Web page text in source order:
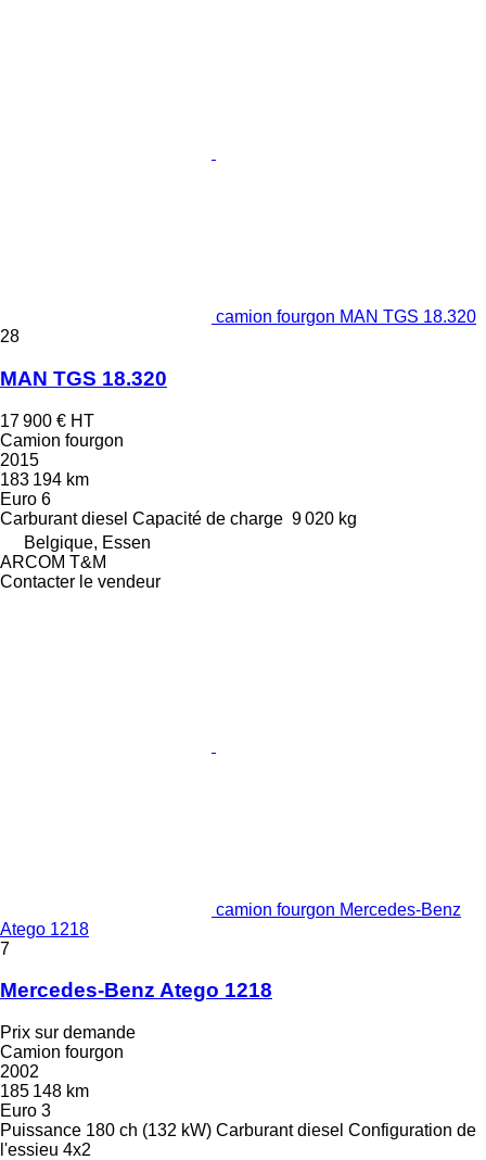
camion fourgon MAN TGS 18.320
28
MAN TGS 18.320
17 900 € HT
Camion fourgon
2015
183 194 km
Euro 6
Carburant diesel Capacité de charge 9 020 kg
Belgique, Essen
ARCOM T&M
Contacter le vendeur
camion fourgon Mercedes-Benz
Atego 1218
7
Mercedes-Benz Atego 1218
Prix sur demande
Camion fourgon
2002
185 148 km
Euro 3
Puissance 180 ch (132 kW) Carburant diesel Configuration de
l'essieu 4x2